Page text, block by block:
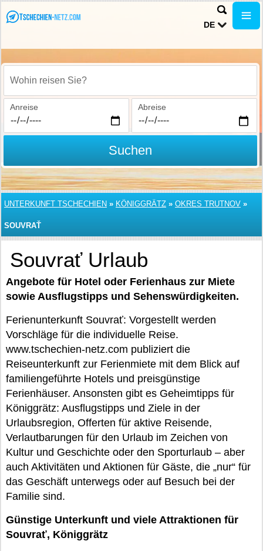
DE
Wohin reisen Sie?
Anreise Abreise
Suchen
UNTERKUNFT TSCHECHIEN » KÖNIGGRÄTZ » OKRES TRUTNOV »
SOUVRAŤ
Souvrať Urlaub
Angebote für Hotel oder Ferienhaus zur Miete
sowie Ausflugstipps und Sehenswürdigkeiten.
Ferienunterkunft Souvrať: Vorgestellt werden
Vorschläge für die individuelle Reise.
www.tschechien-netz.com publiziert die
Reiseunterkunft zur Ferienmiete mit dem Blick auf
familiengeführte Hotels und preisgünstige
Ferienhäuser. Ansonsten gibt es Geheimtipps für
Königgrätz: Ausflugstipps und Ziele in der
Urlaubsregion, Offerten für aktive Reisende,
Verlautbarungen für den Urlaub im Zeichen von
Kultur und Geschichte oder den Sporturlaub – aber
auch Aktivitäten und Aktionen für Gäste, die „nur“ für
das Geschäft unterwegs oder auf Besuch bei der
Familie sind.
Günstige Unterkunft und viele Attraktionen für
Souvrať, Königgrätz